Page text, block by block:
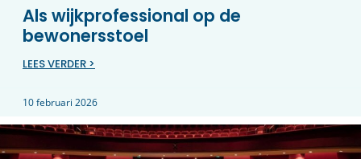
Als wijkprofessional op de
bewonersstoel
LEES VERDER >
10 februari 2026